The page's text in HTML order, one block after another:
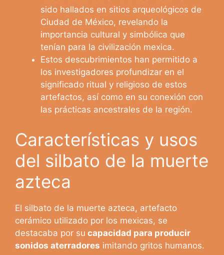
sido hallados en sitios arqueológicos de
Ciudad de México, revelando la
importancia cultural y simbólica que
tenían para la civilización mexica.
Estos descubrimientos han permitido a
los investigadores profundizar en el
significado ritual y religioso de estos
artefactos, así como en su conexión con
las prácticas ancestrales de la región.
Características y usos
del silbato de la muerte
azteca
El silbato de la muerte azteca, artefacto
cerámico utilizado por los mexicas, se
destacaba por su capacidad para producir
sonidos aterradores imitando gritos humanos.